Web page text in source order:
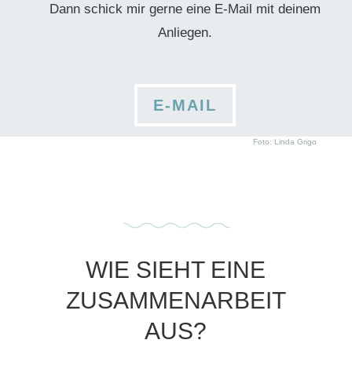
Dann schick mir gerne eine E-Mail mit deinem
Anliegen.
E-MAIL
Foto: Linda Grigo
WIE SIEHT EINE
ZUSAMMENARBEIT
AUS?